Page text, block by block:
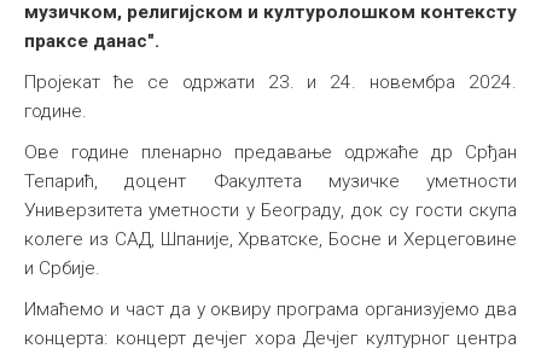
музичком, религијском и културолошком контексту
праксе данас".
Пројекат ће се одржати 23. и 24. новембра 2024.
године.
Ове године пленарно предавање одржаће др Срђан
Тепарић, доцент Факултета музичке уметности
Универзитета уметности у Београду, док су гости скупа
колеге из САД, Шпаније, Хрватске, Босне и Херцеговине
и Србије.
Имаћемо и част да у оквиру програма организујемо два
концерта: концерт дечјег хора Дечјег културног центра